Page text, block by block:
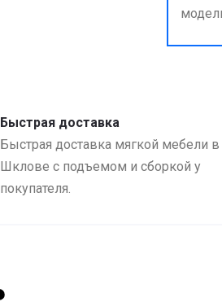
Быстрая доставка
Быстрая доставка мягкой мебели в
Шклове с подъемом и сборкой у
покупателя.